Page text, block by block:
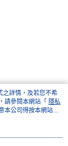
之詳情，及若您不希
請參閱本網站「 隱私
本公司得按本網站使